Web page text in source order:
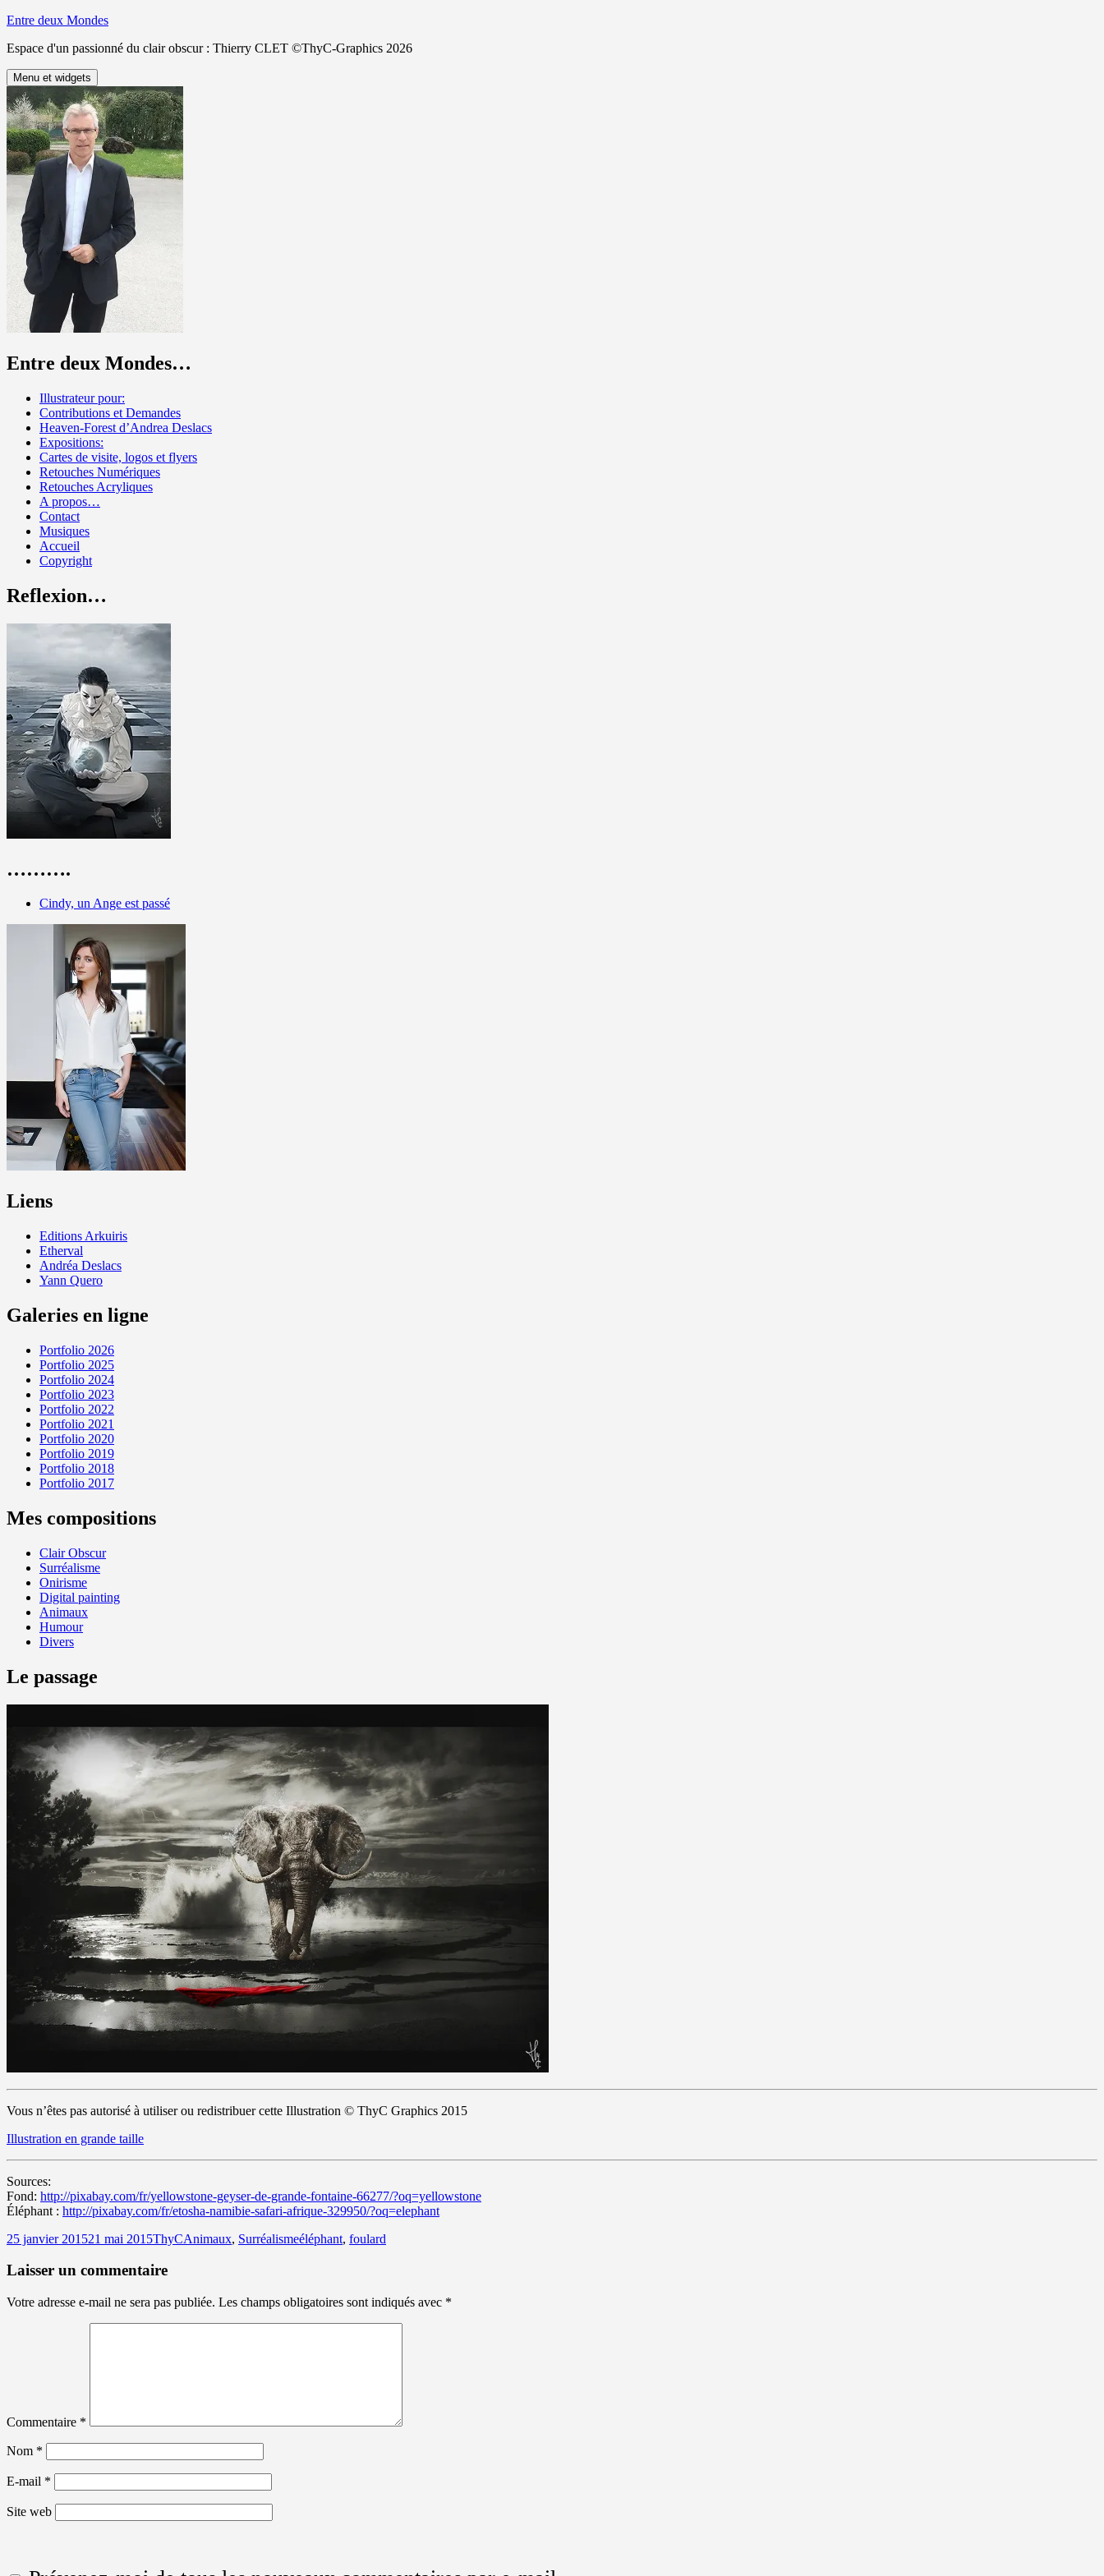
Aller
contenu
Entre deux Mondes
Espace d'un passionné du clair obscur : Thierry CLET ©ThyC-Graphics 2026
Menu et widgets
Entre deux Mondes…
Illustrateur pour:
Contributions et Demandes
Heaven-Forest d’Andrea Deslacs
Expositions:
Cartes de visite, logos et flyers
Retouches Numériques
Retouches Acryliques
A propos…
Contact
Musiques
Accueil
Copyright
Reflexion…
……….
Cindy, un Ange est passé
Liens
Editions Arkuiris
Etherval
Andréa Deslacs
Yann Quero
Galeries en ligne
Portfolio 2026
Portfolio 2025
Portfolio 2024
Portfolio 2023
Portfolio 2022
Portfolio 2021
Portfolio 2020
Portfolio 2019
Portfolio 2018
Portfolio 2017
Mes compositions
Clair Obscur
Surréalisme
Onirisme
Digital painting
Animaux
Humour
Divers
Le passage
Vous n’êtes pas autorisé à utiliser ou redistribuer cette Illustration © ThyC Graphics 2015
Illustration en grande taille
Sources:
Fond: http://pixabay.com/fr/yellowstone-geyser-de-grande-fontaine-66277/?oq=yellowstone
Éléphant : http://pixabay.com/fr/etosha-namibie-safari-afrique-329950/?oq=elephant
Publié
25 janvier 201521 mai 2015Auteur
ThyCCatégories
Animaux, SurréalismeMots-
éléphant, foulard
Laisser un commentaire
Votre adresse e-mail ne sera pas publiée. Les champs obligatoires sont indiqués avec *
Commentaire *
Nom *
E-mail *
Site web